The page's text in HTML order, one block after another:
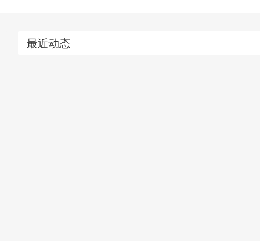
最近动态